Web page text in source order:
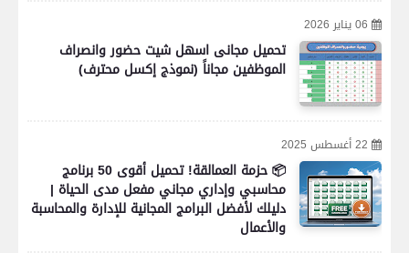
06 يناير 2026
تحميل مجانى اسهل شيت حضور وانصراف
الموظفين مجاناً (نموذج إكسل محترف)
22 أغسطس 2025
📦 حزمة العمالقة! تحميل أقوى 50 برنامج
محاسبي وإداري مجاني مفعل مدى الحياة |
دليلك لأفضل البرامج المجانية للإدارة والمحاسبة
والأعمال